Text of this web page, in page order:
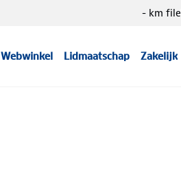
Webwinkel Lidmaatschap Zakelijk
- km file